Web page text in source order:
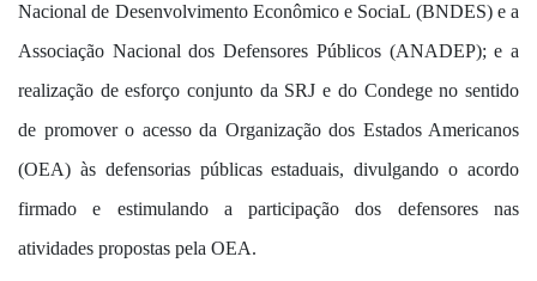
Nacional de Desenvolvimento Econômico e SociaL (BNDES) e a
Associação Nacional dos Defensores Públicos (ANADEP); e a
realização de esforço conjunto da SRJ e do Condege no sentido
de promover o acesso da Organização dos Estados Americanos
(OEA) às defensorias públicas estaduais, divulgando o acordo
firmado e estimulando a participação dos defensores nas
atividades propostas pela OEA.